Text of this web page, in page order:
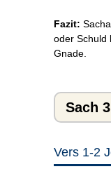
Fazit:
oder Schuld
Gnade.
Sach
Vers 1-2